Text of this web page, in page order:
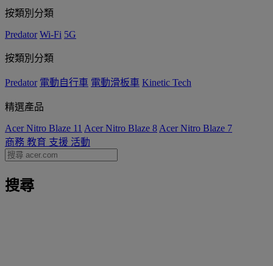
按類別分類
Predator Wi-Fi 5G
按類別分類
Predator 電動自行車 電動滑板車 Kinetic Tech
精選產品
Acer Nitro Blaze 11 Acer Nitro Blaze 8 Acer Nitro Blaze 7
商務 教育 支援 活動
搜尋